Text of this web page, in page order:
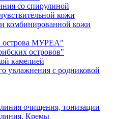
со спирулиной
кожи
комбинированной кожи
острова МУРЕА"
островов"
камелией
увлажнения с родниковой
очищения, тонизации
Кремы